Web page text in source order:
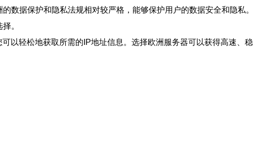
数据保护和隐私法规相对较严格，能够保护用户的数据安全和隐私。
。
以轻松地获取所需的IP地址信息。选择欧洲服务器可以获得高速、稳